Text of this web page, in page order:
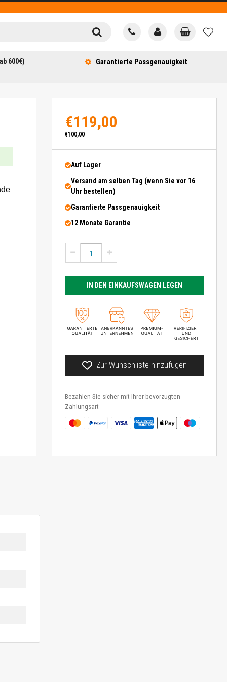
600€) Garantierte Passgenauigkeit
€119,00
€100,00
Auf Lager
Versand am selben Tag (wenn Sie vor 16
Uhr bestellen)
Garantierte Passgenauigkeit
12 Monate Garantie
IN DEN EINKAUFSWAGEN LEGEN
Zur Wunschliste hinzufügen
Bezahlen Sie sicher mit Ihrer bevorzugten
Zahlungsart